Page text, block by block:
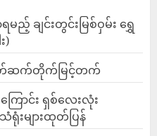
မည့် ချင်းတွင်းမြစ်ဝှမ်း ရွှေ
)
တ်ဆက်တိုက်မြင့်တက်
ောင်း ရှစ်လေးလုံး
းများထုတ်ပြန်